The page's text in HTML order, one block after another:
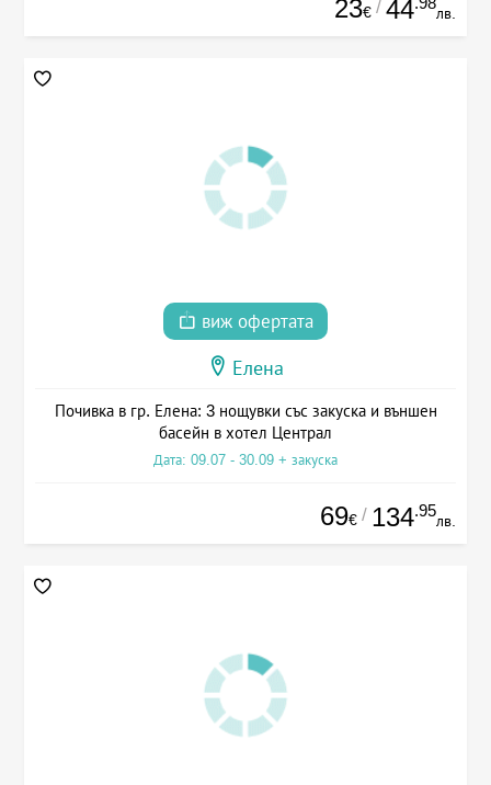
23€ / 44 лв.
виж офертата
Елена
Почивка в гр. Елена: 3 нощувки със закуска и външен
басейн в хотел Централ
Дата: 09.07 - 30.09 + закуска
69€ / 134.95
лв.